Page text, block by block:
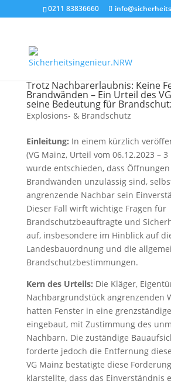
0211 83836660
Trotz Nachbarerlaubnis: Keine
Brandwänden – Ein Urteil des
seine Bedeutung für
Explosions- & Brandschutz
Einleitung: In einem kürzlich
(VG Mainz, Urteil vom 06.12.2023 – 3
wurde entschieden, dass
Brandwänden unzulässig sind,
angrenzende Nachbar sein
Dieser Fall wirft wichtige Fragen für
Brandschutzbeauftragte und
auf, insbesondere im Hinblick auf
Landesbauordnung und die
Brandschutzbestimmungen.
Kern des Urteils: Die Kläger,
Nachbargrundstück angrenzenden
hatten Fenster in eine
eingebaut, mit Zustimmung des
Nachbarn. Die zuständige
forderte jedoch die Entfernung
VG Mainz bestätigte diese
klarstellte, dass das Einverständnis